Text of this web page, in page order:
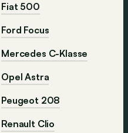
Fiat 500
Ford Focus
Mercedes C-Klasse
Opel Astra
Peugeot 208
Renault Clio